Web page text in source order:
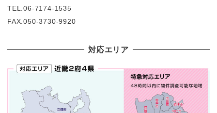
TEL.06-7174-1535
FAX.050-3730-9920
対応エリア